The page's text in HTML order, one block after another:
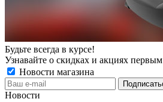
Будьте всегда в курсе!
Узнавайте о скидках и акциях первым
Новости магазина
Новости